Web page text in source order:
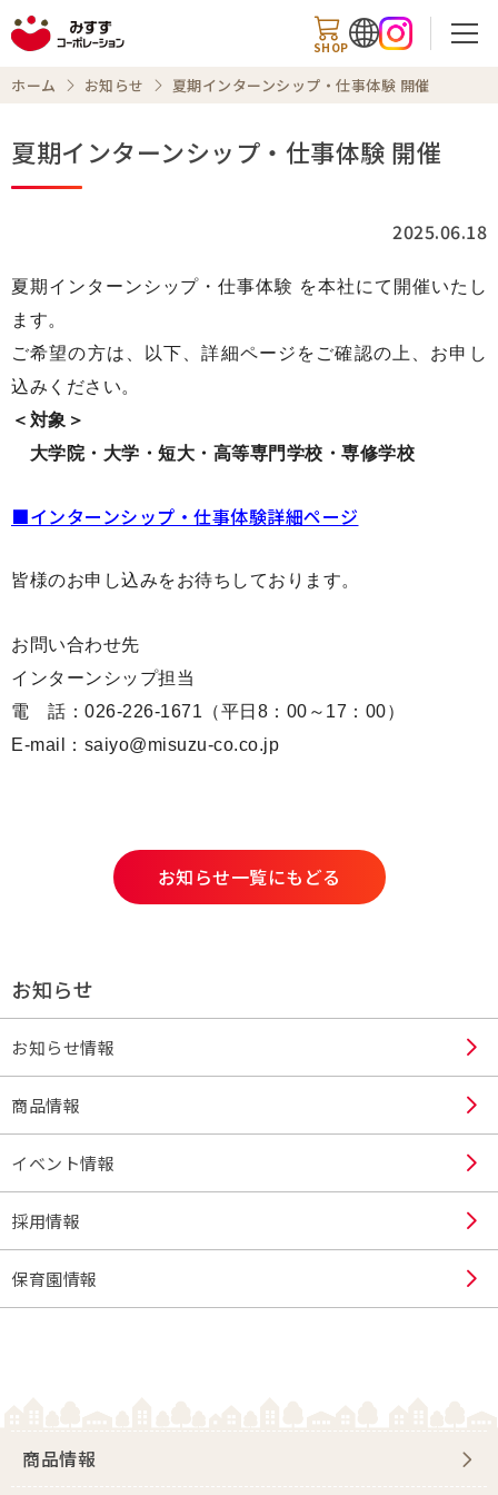
SHOP
商品情報
知る・楽しむ
レシピ
お知らせ
お問い合わせ
ホーム お知らせ 夏期インターンシップ・仕事体験 開催
夏期インターンシップ・仕事体験 開催
2025.06.18
夏期インターンシップ・仕事体験 を本社にて開催いたし
ます。
ご希望の方は、以下、詳細ページをご確認の上、お申し
込みください。
＜対象＞
大学院・大学・短大・高等専門学校・専修学校
■インターンシップ・仕事体験詳細ページ
皆様のお申し込みをお待ちしております。
お問い合わせ先
インターンシップ担当
電 話：026-226-1671（平日8：00～17：00）
E-mail：saiyo@misuzu-co.co.jp
お知らせ一覧にもどる
お知らせ
お知らせ情報
商品情報
イベント情報
採用情報
保育園情報
商品情報